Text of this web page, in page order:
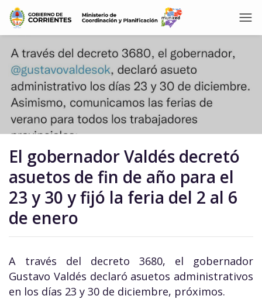
El gobernador Valdés decretó
asuetos de fin de año para el
23 y 30 y fijó la feria del 2 al 6
de enero
A través del decreto 3680, el gobernador
Gustavo Valdés declaró asuetos administrativos
en los días 23 y 30 de diciembre, próximos.